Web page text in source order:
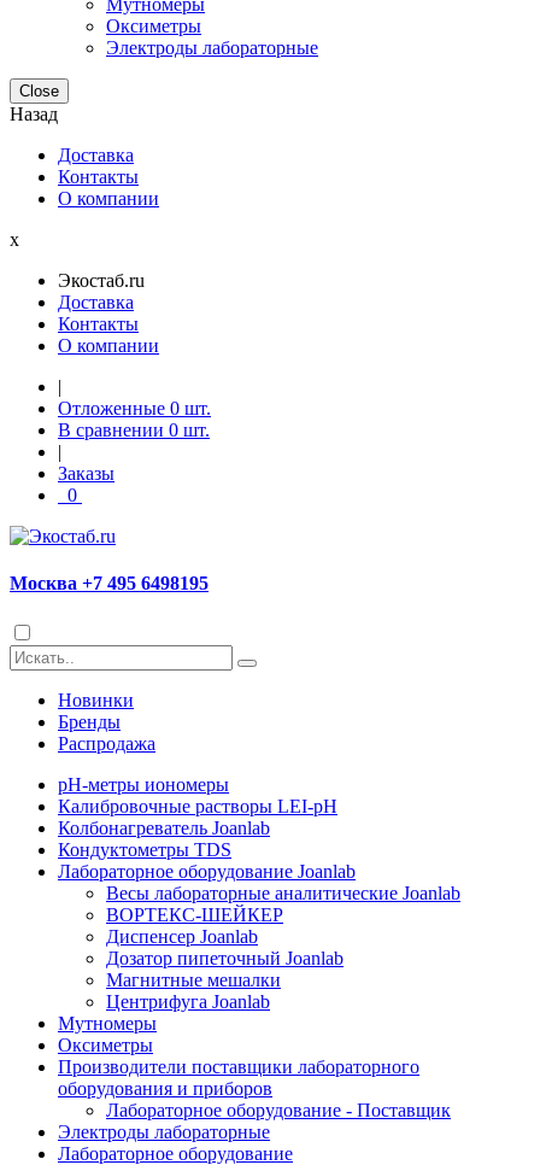
Мутномеры
Оксиметры
Электроды лабораторные
Close
Назад
Доставка
Контакты
О компании
x
Экостаб.ru
Доставка
Контакты
О компании
|
Отложенные 0 шт.
В сравнении 0 шт.
|
Заказы
0
Москва +7 495 6498195
Новинки
Бренды
Распродажа
pH-метры иономеры
Калибровочные растворы LEI-pH
Колбонагреватель Joanlab
Кондуктометры TDS
Лабораторное оборудование Joanlab
Весы лабораторные аналитические Joanlab
ВОРТЕКС-ШЕЙКЕР
Диспенсер Joanlab
Дозатор пипеточный Joanlab
Магнитные мешалки
Центрифуга Joanlab
Мутномеры
Оксиметры
Производители поставщики лабораторного
оборудования и приборов
Лабораторное оборудование - Поставщик
Электроды лабораторные
Лабораторное оборудование